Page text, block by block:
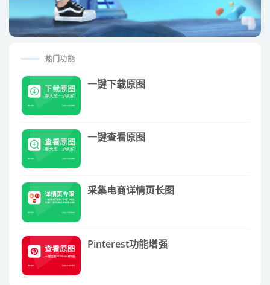
热门功能
一键下载原图
一键查看原图
采集电商详情页长图
Pinterest功能增强